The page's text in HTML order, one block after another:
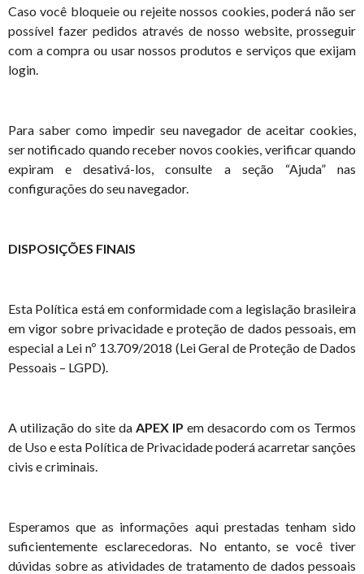
Caso você bloqueie ou rejeite nossos cookies, poderá não ser
possível fazer pedidos através de nosso website, prosseguir
com a compra ou usar nossos produtos e serviços que exijam
login.
Para saber como impedir seu navegador de aceitar cookies,
ser notificado quando receber novos cookies, verificar quando
expiram e desativá-los, consulte a seção “Ajuda” nas
configurações do seu navegador.
DISPOSIÇÕES FINAIS
Esta Política está em conformidade com a legislação brasileira
em vigor sobre privacidade e proteção de dados pessoais, em
especial a Lei nº 13.709/2018 (Lei Geral de Proteção de Dados
Pessoais – LGPD).
A utilização do site da APEX IP em desacordo com os Termos
de Uso e esta Política de Privacidade poderá acarretar sanções
civis e criminais.
Esperamos que as informações aqui prestadas tenham sido
suficientemente esclarecedoras. No entanto, se você tiver
dúvidas sobre as atividades de tratamento de dados pessoais